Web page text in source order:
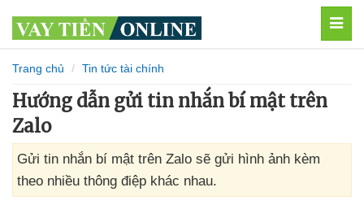
Trang chủ Tin tức tài chính
Hướng dẫn gửi tin nhắn bí mật trên
Zalo
Gửi tin nhắn bí mật trên Zalo sẽ gửi hình ảnh kèm
theo nhiều thông điệp khác nhau.